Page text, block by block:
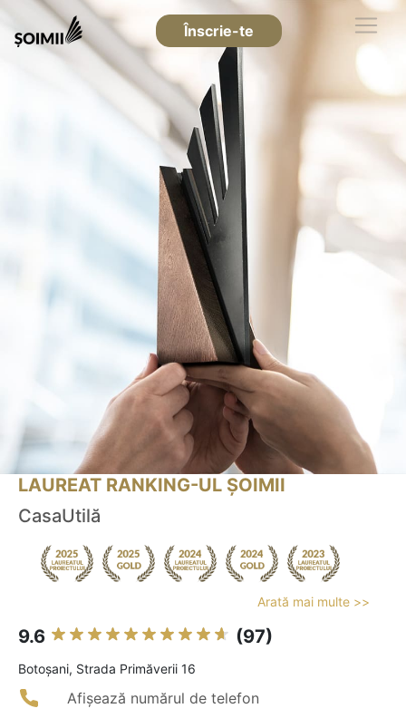
Înscrie-te
LAUREAT RANKING-UL ȘOIMII
CasaUtilă
Arată mai multe >>
9.6 (97)
Botoşani, Strada Primăverii 16
Afișează numărul de telefon